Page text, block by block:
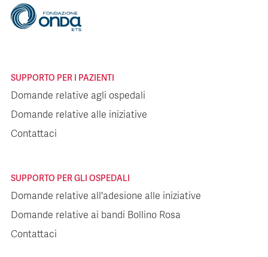
SUPPORTO PER I PAZIENTI
Domande relative agli ospedali
Domande relative alle iniziative
Contattaci
SUPPORTO PER GLI OSPEDALI
Domande relative all'adesione alle iniziative
Domande relative ai bandi Bollino Rosa
Contattaci